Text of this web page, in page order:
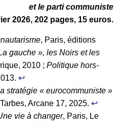
et le parti communiste
2026, 202 pages, 15 euros.
, Paris, éditions
gauche », les Noirs et les
2010 ; Politique hors-
↩︎
stratégie « eurocommuniste »
Arcane 17, 2025. ↩︎
vie à changer, Paris, Le